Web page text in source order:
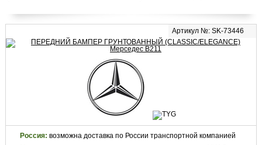
Артикул №: SK-73446
Россия: возможна доставка по России транспортной компанией